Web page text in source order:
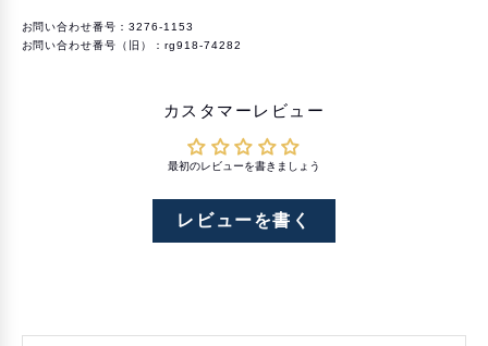
お問い合わせ番号：3276-1153
お問い合わせ番号（旧）：rg918-74282
カスタマーレビュー
最初のレビューを書きましょう
レビューを書く